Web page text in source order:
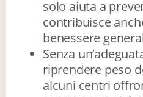
solo aiuta a
contribuisce
benessere
Senza
riprendere peso
alcuni centri